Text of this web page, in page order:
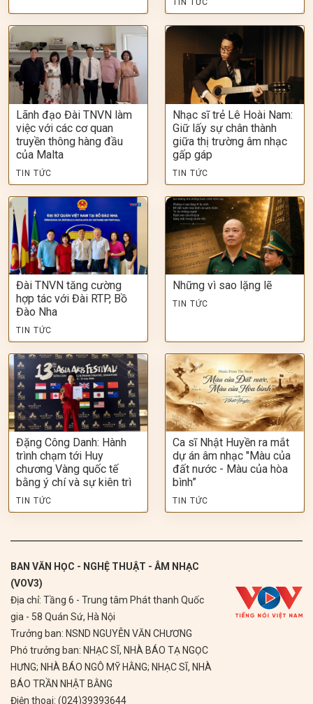
TIN TỨC
Lãnh đạo Đài TNVN làm
việc với các cơ quan
truyền thông hàng đầu
của Malta
TIN TỨC
Nhạc sĩ trẻ Lê Hoài Nam:
Giữ lấy sự chân thành
giữa thị trường âm nhạc
gấp gáp
TIN TỨC
Đài TNVN tăng cường
hợp tác với Đài RTP, Bồ
Đào Nha
TIN TỨC
Những vì sao lặng lẽ
TIN TỨC
Đặng Công Danh: Hành
trình chạm tới Huy
chương Vàng quốc tế
bằng ý chí và sự kiên trì
TIN TỨC
Ca sĩ Nhật Huyền ra mắt
dự án âm nhạc "Màu của
đất nước - Màu của hòa
bình”
TIN TỨC
BAN VĂN HỌC - NGHỆ THUẬT - ÂM NHẠC
(VOV3)
Địa chỉ: Tầng 6 - Trung tâm Phát thanh Quốc
gia - 58 Quán Sứ, Hà Nội
Trưởng ban: NSND NGUYỄN VĂN CHƯƠNG
Phó trưởng ban: NHẠC SĨ, NHÀ BÁO TẠ NGỌC
HƯNG; NHÀ BÁO NGÔ MỸ HẰNG; NHẠC SĨ, NHÀ
BÁO TRẦN NHẬT BẰNG
Điện thoại: (024)39393644